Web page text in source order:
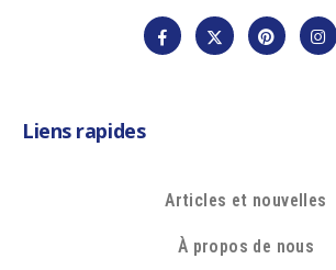
Liens rapides
Articles et nouvelles
À propos de nous